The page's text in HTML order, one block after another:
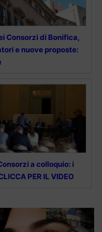
Consorzi di Bonifica,
e nuove proposte:
a colloquio: i
PER IL VIDEO